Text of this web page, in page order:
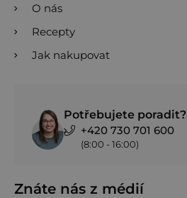
O nás
Recepty
Jak nakupovat
Potřebujete poradit?
+420 730 701 600
(8:00 - 16:00)
Znáte nás z médií